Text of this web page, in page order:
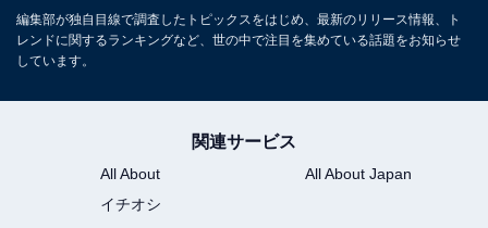
編集部が独自目線で調査したトピックスをはじめ、最新のリリース情報、ト
レンドに関するランキングなど、世の中で注目を集めている話題をお知らせ
しています。
関連サービス
All About
All About Japan
イチオシ